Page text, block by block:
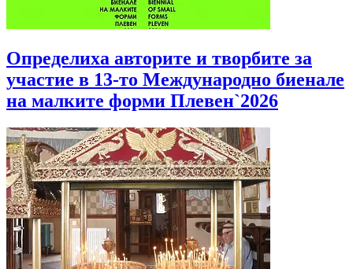
Определиха авторите и творбите за
участие в 13-то Международно биенале
на малките форми Плевен`2026